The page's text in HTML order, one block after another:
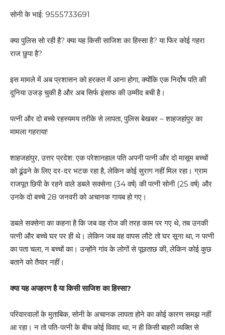
सोनी के भाई: 9555733691
क्या पुलिस सो रही है? क्या यह किसी साजिश का हिस्सा है? या फिर कोई गहरा
राज छुपा है?
इस मामले में अब प्रशासन को हरकत में आना होगा, क्योंकि एक निर्दोष पति की
दुनिया उजड़ चुकी है और अब सिर्फ इंसाफ की उम्मीद बची है।
पत्नी और दो बच्चे रहस्यमय तरीके से लापता, पुलिस बेखबर – शाहजहांपुर का
मामला गहराया!
शाहजहांपुर, उत्तर प्रदेश: एक परेशानहाल पति अपनी पत्नी और दो मासूम बच्चों
को ढूंढने के लिए दर-दर भटक रहा है, लेकिन कोई सुराग नहीं मिल रहा। ग्राम
राजपूत छिपी के रहने वाले डबले सक्सेना (34 वर्ष) की पत्नी सोनी (25 वर्ष) और
उनके दो बच्चे 28 जनवरी को अचानक गायब हो गए।
डबले सक्सेना का कहना है कि जब वह रोज की तरह काम पर गए थे, तब उनकी
पत्नी और बच्चे घर पर ही थे। लेकिन जब वह वापस लौटे तो घर सूना था, न पत्नी
का पता चला, न बच्चों का। उन्होंने गांव के लोगों से पूछताछ की, लेकिन कोई कुछ
बताने को तैयार नहीं।
क्या यह अपहरण है या किसी साजिश का हिस्सा?
परिवारवालों के मुताबिक, सोनी के अचानक लापता होने का कोई कारण समझ नहीं
आ रहा। न तो पति-पत्नी के बीच कोई विवाद था, न ही किसी बाहरी व्यक्ति से